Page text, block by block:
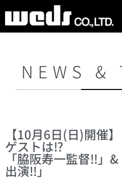
NEWS &
【10月6日(日)開催
ゲストは⁉︎
「脇阪寿一監督‼︎」
出演‼︎」